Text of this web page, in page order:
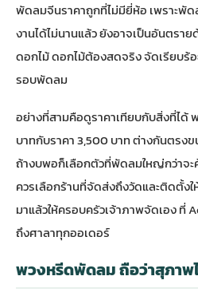
พัดลมจีนราคาถูกที่ไม่มียี่ห้อ เพราะพั
งานได้ไม่นานแล้ว ยังอาจเป็นอันตรา
ดอกไม้ ดอกไม้ต้องสดจริง จัดเรียบร้อ
รอบพัดลม
อย่างที่สามคือดูราคาเทียบกับสิ่งที่ได้
บาทกับราคา 3,500 บาท ต่างกันตร
ถ้างบพอก็เลือกตัวที่พัดลมใหญ่กว่าจะ
ควรเลือกร้านที่จัดส่งถึงวัดและติดตั้ง
มาแล้วให้ครอบครัวเจ้าภาพจัดเอง ที่
ถึงศาลาทุกออเดอร์
พวงหรีดพัดลม ถือว่าสุภาพ